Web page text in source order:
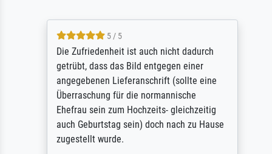
5 / 5
Die Zufriedenheit ist auch nicht dadurch
getrübt, dass das Bild entgegen einer
angegebenen Lieferanschrift (sollte eine
Überraschung für die normannische
Ehefrau sein zum Hochzeits- gleichzeitig
auch Geburtstag sein) doch nach zu Hause
zugestellt wurde.